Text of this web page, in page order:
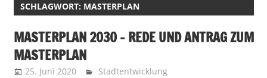
SCHLAGWORT: MASTERPLAN
MASTERPLAN 2030 – REDE UND ANTRAG ZUM
MASTERPLAN
25. Juni 2020 Uffbasse
Stadtentwicklung